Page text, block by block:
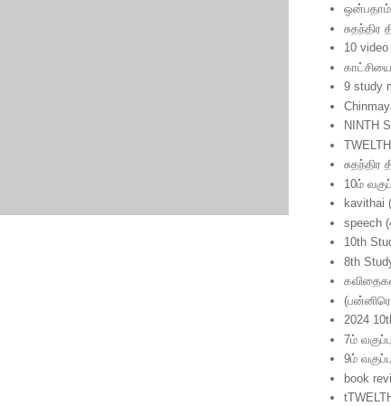
ஒன்பதாம்
சுதந்திர
10
9 study
NINTH
சுதந்திர
10ம்
kavithai
speech
10th
8th
2024
7ம் வகுப்பு
9ம் வகுப்பு
book